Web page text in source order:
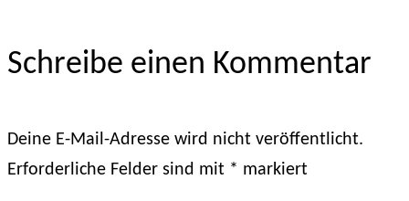
Schreibe einen Kommentar
Deine E-Mail-Adresse wird nicht veröffentlicht.
Erforderliche Felder sind mit * markiert